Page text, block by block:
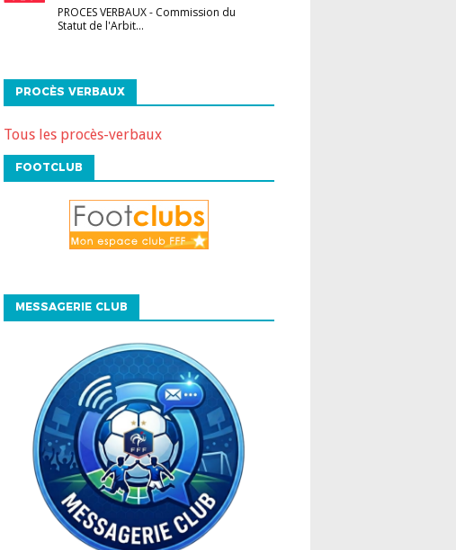
PROCES VERBAUX- Commission du
Statut de l'Arbit...
PROCÈS VERBAUX
Tous les procès-verbaux
FOOTCLUB
MESSAGERIE CLUB